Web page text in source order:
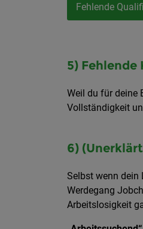
Fehlende
5)
Weil du für deine
Vollständigkeit
6)
Selbst wenn dein
Werdegang
Arbeitslosigkeit